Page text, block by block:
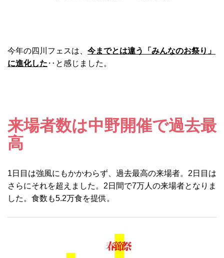
今年の四川フェスは、 今までとは違う「みんなのお祭り」
に進化した ‥と感じました。
来場者数は中野開催で過去最
高
1日目は強風にもかかわらず、過去最高の来場者。2日目は
さらにそれを超えました。2日間で7万人の来場者となりま
した。食数も5.2万食を提供。